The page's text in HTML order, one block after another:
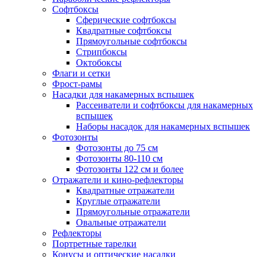
Софтбоксы
Сферические софтбоксы
Квадратные софтбоксы
Прямоугольные софтбоксы
Стрипбоксы
Октобоксы
Флаги и сетки
Фрост-рамы
Насадки для накамерных вспышек
Рассеиватели и софтбоксы для накамерных
вспышек
Наборы насадок для накамерных вспышек
Фотозонты
Фотозонты до 75 см
Фотозонты 80-110 см
Фотозонты 122 см и более
Отражатели и кино-рефлекторы
Квадратные отражатели
Круглые отражатели
Прямоугольные отражатели
Овальные отражатели
Рефлекторы
Портретные тарелки
Конусы и оптические насадки